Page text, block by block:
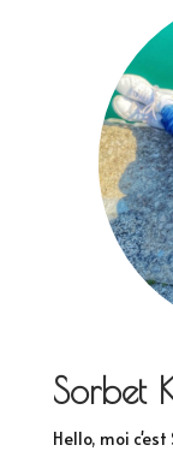
Sorbet
Hello, moi